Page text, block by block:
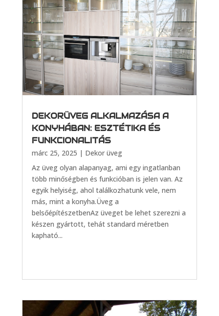
DEKORÜVEG ALKALMAZÁSA A
KONYHÁBAN: ESZTÉTIKA ÉS
FUNKCIONALITÁS
márc 25, 2025 | Dekor üveg
Az üveg olyan alapanyag, ami egy ingatlanban
több minőségben és funkcióban is jelen van. Az
egyik helyiség, ahol találkozhatunk vele, nem
más, mint a konyha.Üveg a
belsőépítészetbenAz üveget be lehet szerezni a
készen gyártott, tehát standard méretben
kapható...